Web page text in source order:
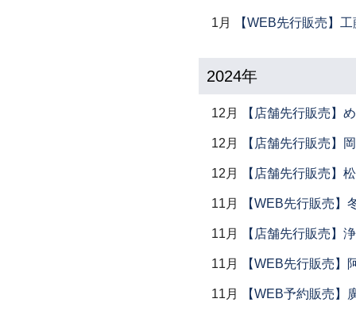
1月 【WEB先行販売】
2024年
12月 【店舗先行販売】
12月 【店舗先行販売】
12月 【店舗先行販売】
11月 【WEB先行販売】
11月 【店舗先行販売】
11月 【WEB先行販売】
11月 【WEB予約販売】